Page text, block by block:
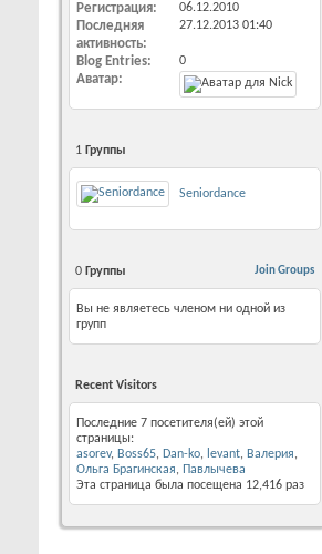
Регистрация 06.12.2010
Последняя
активность
27.12.2013 01:40
Blog Entries 0
Аватар
1 Группы
Seniordance
Join Groups
0 Группы
Вы не являетесь членом ни одной из
групп
Recent Visitors
Последние 7 посетителя(ей) этой
страницы:
asorev, Boss65, Dan-ko, levant, Валерия,
Ольга Брагинская, Павлычева
Эта страница была посещена 12,416 раз